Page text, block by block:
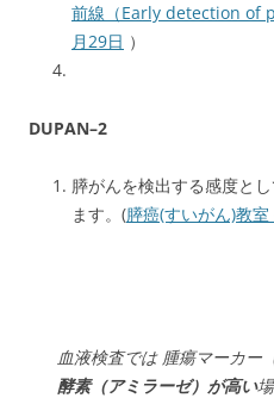
前線（Early detection of
月29日 ）
DUPAN–2
膵がんを検出する感度と
ます。(膵癌(すいがん)教
血液検査では 腫瘍マーカー
酵素（アミラーゼ）が高い